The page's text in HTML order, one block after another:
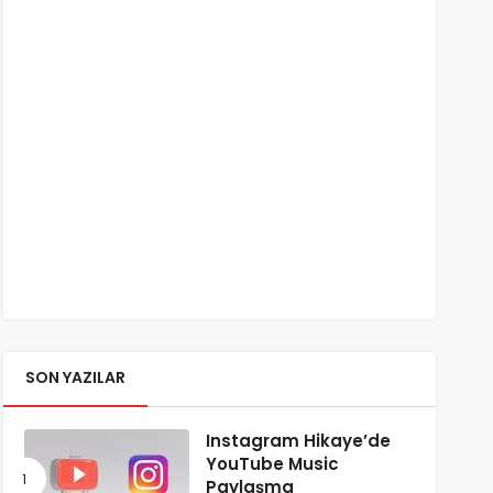
SON YAZILAR
Instagram Hikaye’de
YouTube Music
Paylaşma